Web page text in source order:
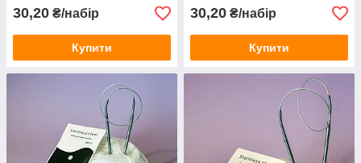
30,20 ₴/набір
Купити
30,20 ₴/набір
Купити